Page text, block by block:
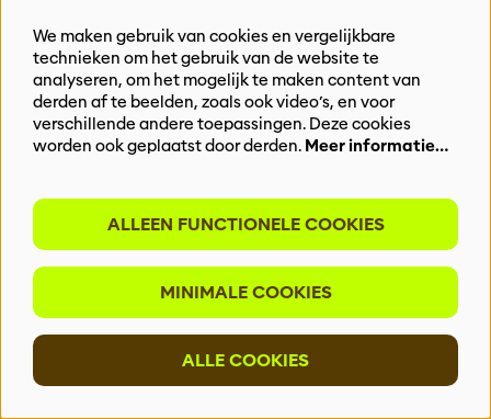
Pers
Educatie & Interactie
Programmeurs
Techniek
MEER INFO
Steun ons
Vacatures
Events & Partnerships
Contact
Privacy
We maken gebruik van cookies en vergelijkbare
technieken om het gebruik van de website te
analyseren, om het mogelijk te maken content van
derden af te beelden, zoals ook video’s, en voor
verschillende andere toepassingen. Deze cookies
worden ook geplaatst door derden. Meer informatie…
ALLEEN FUNCTIONELE COOKIES
MINIMALE COOKIES
ALLE COOKIES